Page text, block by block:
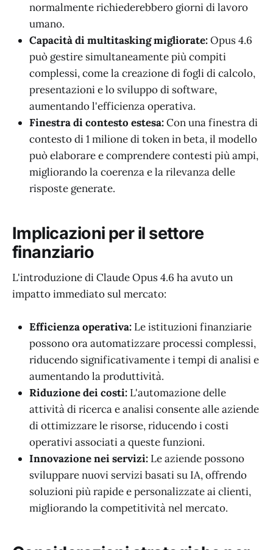
normalmente richiederebbero giorni di lavoro
umano.
Capacità di multitasking migliorate:Opus 4.6
può gestire simultaneamente più compiti
complessi, come la creazione di fogli di calcolo,
presentazioni e lo sviluppo di software,
aumentando l'efficienza operativa.
Finestra di contesto estesa:Con una finestra di
contesto di 1 milione di token in beta, il modello
può elaborare e comprendere contesti più ampi,
migliorando la coerenza e la rilevanza delle
risposte generate.
Implicazioni per il settore
finanziario
L'introduzione di Claude Opus 4.6 ha avuto un
impatto immediato sul mercato:
Efficienza operativa: Le istituzioni finanziarie
possono ora automatizzare processi complessi,
riducendo significativamente i tempi di analisi e
aumentando la produttività.
Riduzione dei costi: L'automazione delle
attività di ricerca e analisi consente alle aziende
di ottimizzare le risorse, riducendo i costi
operativi associati a queste funzioni.
Innovazione nei servizi: Le aziende possono
sviluppare nuovi servizi basati su IA, offrendo
soluzioni più rapide e personalizzate ai clienti,
migliorando la competitività nel mercato.